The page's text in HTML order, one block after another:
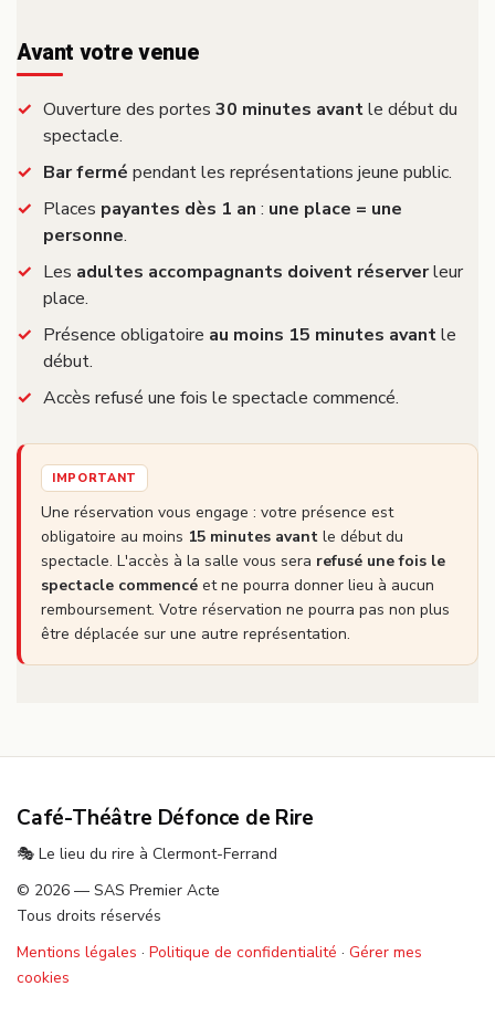
Avant votre venue
Ouverture des portes 30 minutes avantle début du
spectacle.
Bar fermé pendant les représentations jeune public.
Places payantes dès 1 an : une place = une
personne.
Les adultes accompagnants doivent réserverleur
place.
Présence obligatoire au moins 15 minutes avantle
début.
Accès refusé une fois le spectacle commencé.
IMPORTANT
Une réservation vous engage : votre présence est
obligatoire au moins 15 minutes avant le début du
spectacle. L'accès à la salle vous sera refusé une fois le
spectacle commencé et ne pourra donner lieu à aucun
remboursement. Votre réservation ne pourra pas non plus
être déplacée sur une autre représentation.
Café-Théâtre Défonce de Rire
🎭 Le lieu du rire à Clermont-Ferrand
© 2026 — SAS Premier Acte
Tous droits réservés
Mentions légales · Politique de confidentialité · Gérer mes
cookies